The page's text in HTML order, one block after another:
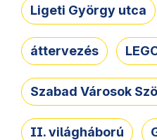
Ligeti György utca
áttervezés
Szabad Városok
II. világháború